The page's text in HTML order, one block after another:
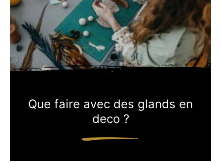
Que faire avec des glands en
deco ?